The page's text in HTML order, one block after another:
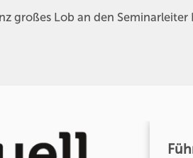
großes Lob an den Seminarleiter